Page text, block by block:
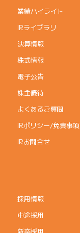
業績ハイライト
IRライブラリ
決算情報
株式情報
電子公告
株主優待
よくあるご質問
IRポリシー/免責事項
IRお問合せ
採用情報
中途採用
新卒採用